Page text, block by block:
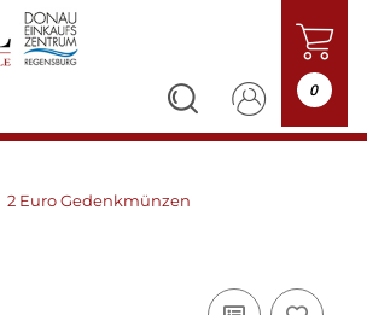
0
2 Euro Gedenkmünzen